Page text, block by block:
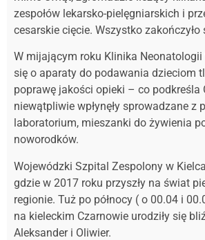
zespołów lekarsko-pielęgniarskich i
cesarskie cięcie. Wszystko zakończyło
W mijającym roku Klinika Neonatologii
się o aparaty do podawania dzieciom
poprawę jakości opieki – co podkreśla
niewątpliwie wpłynęły sprowadzane z
laboratorium, mieszanki do żywienia
noworodków.
Wojewódzki Szpital Zespolony w
gdzie w 2017 roku przyszły na świat
regionie. Tuż po północy ( o 00.04 i
na kieleckim Czarnowie urodziły się
Aleksander i Oliwier.